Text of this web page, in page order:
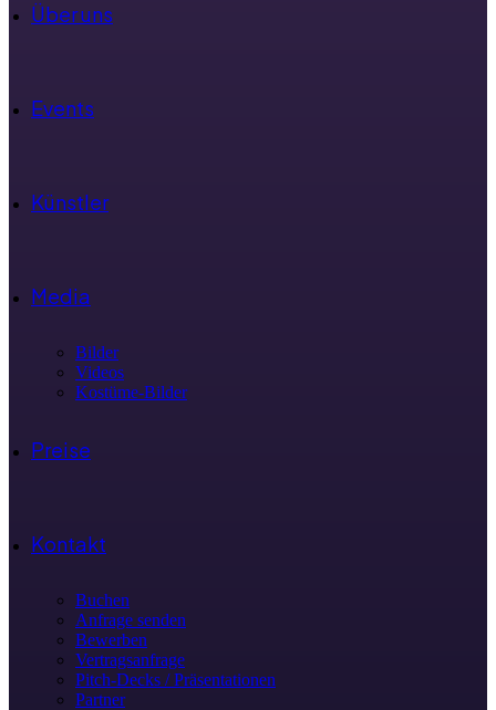
Über uns
Events
Künstler
Media
Bilder
Videos
Kostüme-Bilder
Preise
Kontakt
Buchen
Anfrage senden
Bewerben
Vertragsanfrage
Pitch-Decks / Präsentationen
Partner